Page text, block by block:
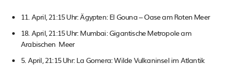
11. April, 21:15 Uhr: Ägypten: El Gouna – Oase am Roten Meer
18. April, 21:15 Uhr: Mumbai: Gigantische Metropole am
Arabischen Meer
5. April, 21:15 Uhr: La Gomera: Wilde Vulkaninsel im Atlantik